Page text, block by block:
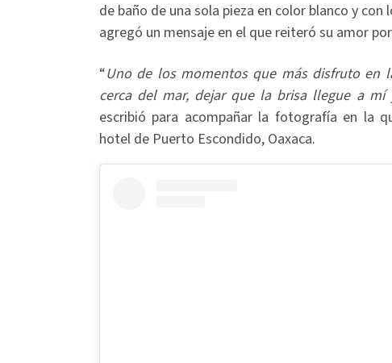
de baño de una sola pieza en color blanco y
agregó un mensaje en el que reiteró su amor
“Uno de los momentos que más disfruto en
cerca del mar, dejar que la brisa llegue a
escribió para acompañar la fotografía en la
hotel de Puerto Escondido, Oaxaca.